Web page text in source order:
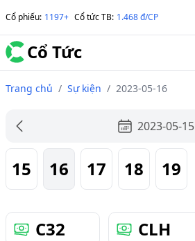
Cổ phiếu: 1197+ Cổ tức TB: 1.468 đ/CP
Cổ Tức
Trang chủ / Sự kiện / 2023-05-16
2023-05-15
15 16 17 18 19
C32 CLH